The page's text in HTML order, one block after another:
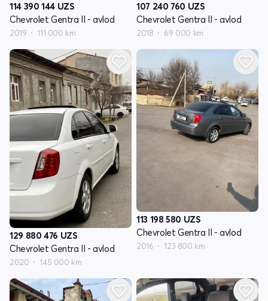
114 390 144 UZS
Chevrolet Gentra II - avlod
2019 111 000 km
107 240 760 UZS
Chevrolet Gentra II - avlod
2018 69 000 km
129 880 476 UZS
Chevrolet Gentra II - avlod
2020 145 000 km
113 198 580 UZS
Chevrolet Gentra II - avlod
2016 123 800 km